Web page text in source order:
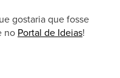
gostaria que fosse
no Portal de Ideias!